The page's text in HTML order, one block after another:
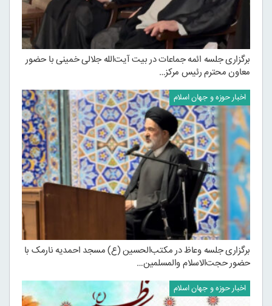
برگزاری جلسه ائمه جماعات در بیت آیت‌الله جلالی خمینی با حضور
معاون محترم رئیس مرکز…
اخبار حوزه و جهان اسلام
برگزاری جلسه وعاظ در مکتب‌الحسین (ع) مسجد احمدیه نارمک با
حضور حجت‌الاسلام والمسلمین…
اخبار حوزه و جهان اسلام